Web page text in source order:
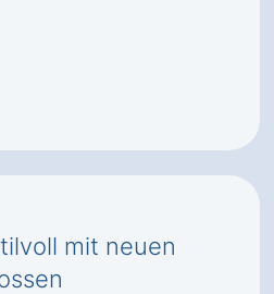
mit neuen